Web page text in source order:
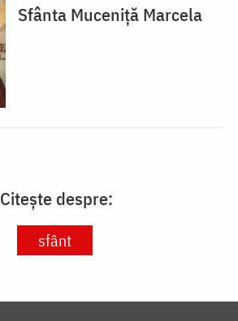
Sfânta Muceniță Marcela
Citește despre:
sfânt